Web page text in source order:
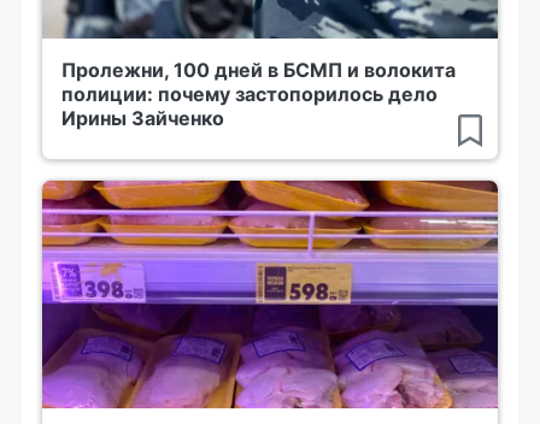
Пролежни, 100 дней в БСМП и волокита
полиции: почему застопорилось дело
Ирины Зайченко